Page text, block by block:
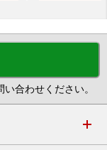
合わせください。